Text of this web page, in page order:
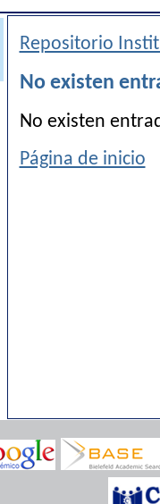
Repositorio
No existen
No existen
Página de inicio